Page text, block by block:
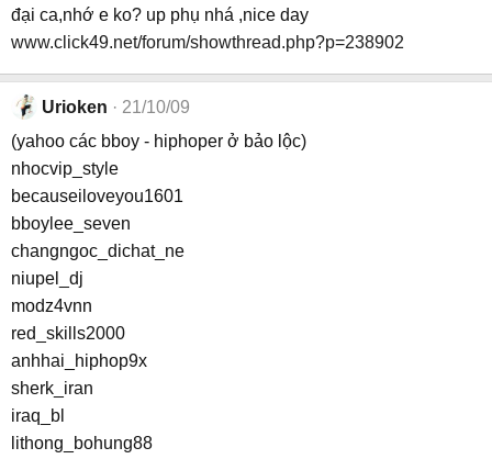
đại ca,nhớ e ko? up phụ nhá ,nice day
www.click49.net/forum/showthread.php?p=238902
Urioken
21/10/09
(yahoo các bboy - hiphoper ở bảo lộc)
nhocvip_style
becauseiloveyou1601
bboylee_seven
changngoc_dichat_ne
niupel_dj
modz4vnn
red_skills2000
anhhai_hiphop9x
sherk_iran
iraq_bl
lithong_bohung88